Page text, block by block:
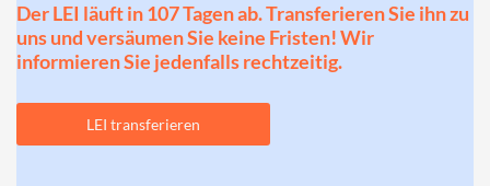
Der LEI läuft in 107 Tagen ab. Transferieren Sie ihn zu
uns und versäumen Sie keine Fristen! Wir
informieren Sie jedenfalls rechtzeitig.
LEI transferieren